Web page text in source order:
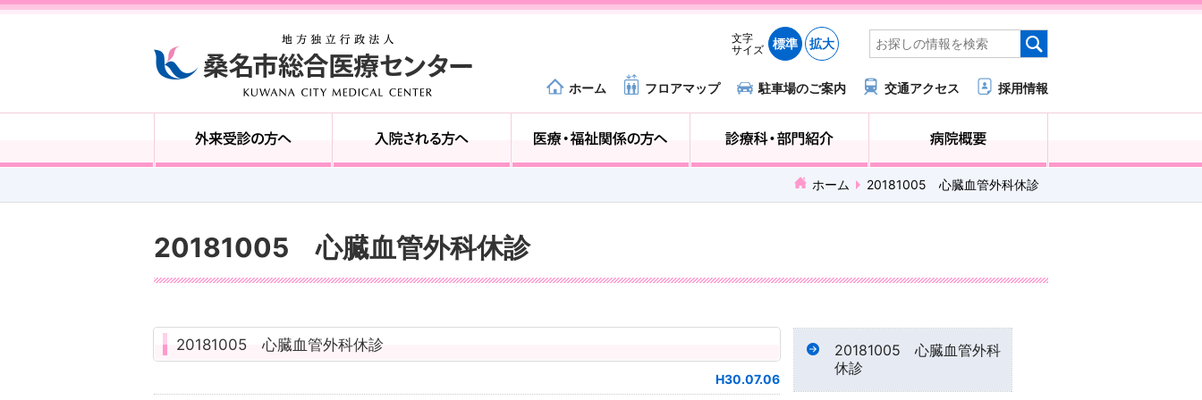
文字
サイズ
標準 拡大
ホーム フロアマップ 駐車場のご案内 交通アクセス 採用情報
ホーム 20181005 心臓血管外科休診
20181005 心臓血管外科休診
20181005 心臓血管外科休診
H30.07.06
20181005 心臓血管外科
休診